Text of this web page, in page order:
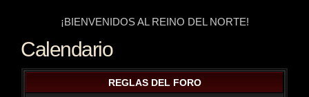
¡BIENVENIDOS AL REINO DEL NORTE!
Calendario
REGLAS DEL FORO